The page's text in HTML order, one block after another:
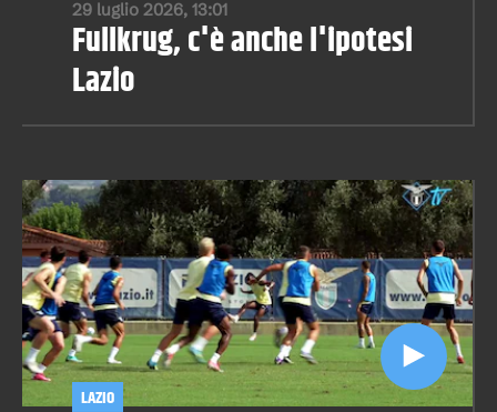
29 luglio 2026, 13:01
Fullkrug, c'è anche l'ipotesi
Lazio
LAZIO